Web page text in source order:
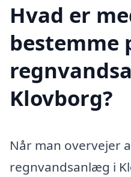
Hvad er
bestemme
Klovborg?
Når man overvejer
regnvandsanlæg i